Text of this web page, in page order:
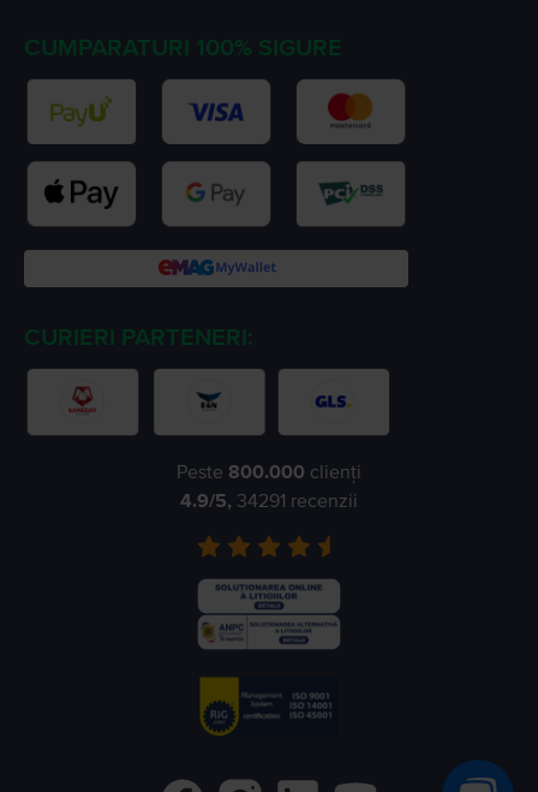
CUMPARATURI 100% SIGURE
CURIERI PARTENERI:
Peste 800.000 clienți
4.9/5, 34291 recenzii